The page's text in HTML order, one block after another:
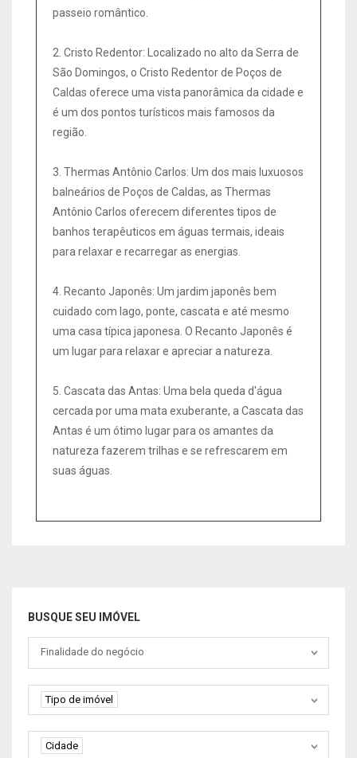
passeio romântico.
2. Cristo Redentor: Localizado no alto da Serra de
São Domingos, o Cristo Redentor de Poços de
Caldas oferece uma vista panorâmica da cidade e
é um dos pontos turísticos mais famosos da
região.
3. Thermas Antônio Carlos: Um dos mais luxuosos
balneários de Poços de Caldas, as Thermas
Antônio Carlos oferecem diferentes tipos de
banhos terapêuticos em águas termais, ideais
para relaxar e recarregar as energias.
4. Recanto Japonês: Um jardim japonês bem
cuidado com lago, ponte, cascata e até mesmo
uma casa típica japonesa. O Recanto Japonês é
um lugar para relaxar e apreciar a natureza.
5. Cascata das Antas: Uma bela queda d'água
cercada por uma mata exuberante, a Cascata das
Antas é um ótimo lugar para os amantes da
natureza fazerem trilhas e se refrescarem em
suas águas.
BUSQUE SEU IMÓVEL
Tipo negociação
Finalidade do negócio
Tipo de imóvel
Tipo de imóvel
Cidade
Cidade